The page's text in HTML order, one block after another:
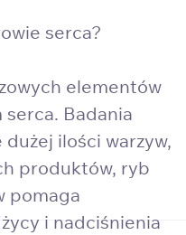
serca?
elementów
Badania
ilości warzyw,
produktów, ryb
pomaga
i nadciśnienia